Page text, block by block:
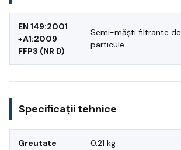
EN 149:2001
+A1:2009
FFP3 (NR D)
Semi-măști filtrante de
particule
Specificații tehnice
Greutate 0.21 kg